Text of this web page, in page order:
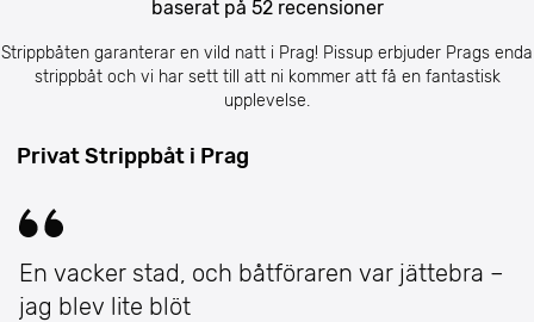
baserat på 52recensioner
Strippbåten garanterar en vild natt i Prag! Pissup erbjuder Prags enda
strippbåt och vi har sett till att ni kommer att få en fantastisk
upplevelse.
Privat Strippbåt i Prag
En vacker stad, och båtföraren var jättebra –
jag blev lite blöt